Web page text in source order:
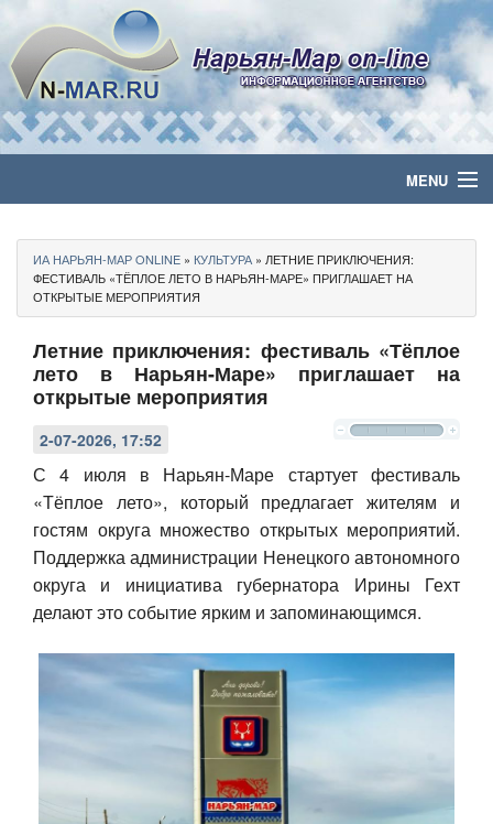
MENU
Политика
Общество
Культура
Медиа
Авто
Спорт
ИА НАРЬЯН-МАР ONLINE » КУЛЬТУРА » ЛЕТНИЕ ПРИКЛЮЧЕНИЯ:
ФЕСТИВАЛЬ «ТЁПЛОЕ ЛЕТО В НАРЬЯН-МАРЕ» ПРИГЛАШАЕТ НА
ОТКРЫТЫЕ МЕРОПРИЯТИЯ
Летние приключения: фестиваль «Тёплое
лето в Нарьян-Маре» приглашает на
открытые мероприятия
2-07-2026, 17:52
С 4 июля в Нарьян-Маре стартует фестиваль
«Тёплое лето», который предлагает жителям и
гостям округа множество открытых мероприятий.
Поддержка администрации Ненецкого автономного
округа и инициатива губернатора Ирины Гехт
делают это событие ярким и запоминающимся.